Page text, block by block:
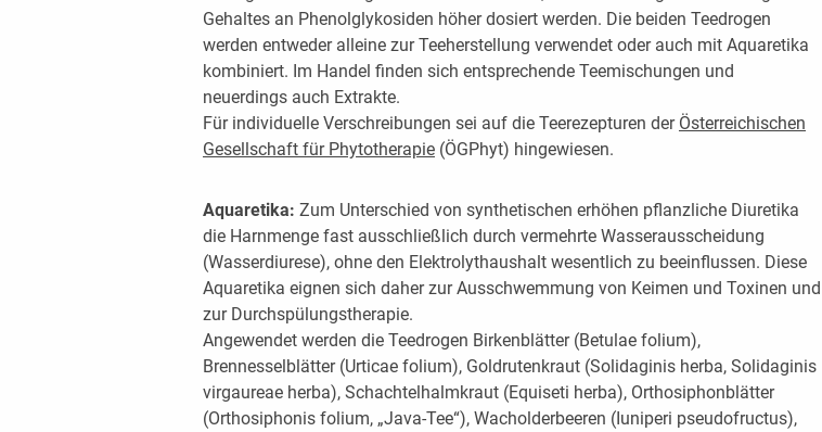
Gehaltes an Phenolglykosiden höher dosiert werden. Die beiden Teedrogen
werden entweder alleine zur Teeherstellung verwendet oder auch mit Aquaretika
kombiniert. Im Handel finden sich entsprechende Teemischungen und
neuerdings auch Extrakte.
Für individuelle Verschreibungen sei auf die Teerezepturen der Österreichischen
Gesellschaft für Phytotherapie(ÖGPhyt) hingewiesen.
Aquaretika: Zum Unterschied von synthetischen erhöhen pflanzliche Diuretika
die Harnmenge fast ausschließlich durch vermehrte Wasserausscheidung
(Wasserdiurese), ohne den Elektrolythaushalt wesentlich zu beeinflussen. Diese
Aquaretika eignen sich daher zur Ausschwemmung von Keimen und Toxinen und
zur Durchspülungstherapie.
Angewendet werden die Teedrogen Birkenblätter (Betulae folium),
Brennesselblätter (Urticae folium), Goldrutenkraut (Solidaginis herba, Solidaginis
virgaureae herba), Schachtelhalmkraut (Equiseti herba), Orthosiphonblätter
(Orthosiphonis folium, „Java-Tee“), Wacholderbeeren (Iuniperi pseudofructus),